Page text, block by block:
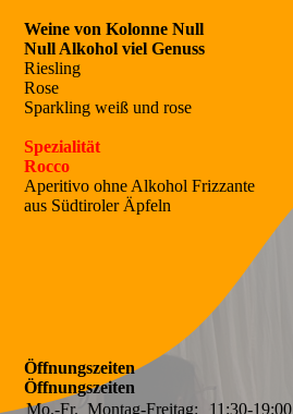
Weine von Kolonne Null
Null Alkohol viel Genuss
Riesling
Rose
Sparkling weiß und rose
Spezialität
Rocco
Aperitivo ohne Alkohol Frizzante
aus Südtiroler Äpfeln
Öffnungszeiten
Öffnungszeiten
Mo.-Fr.Montag-Freitag: 11:30-19:00